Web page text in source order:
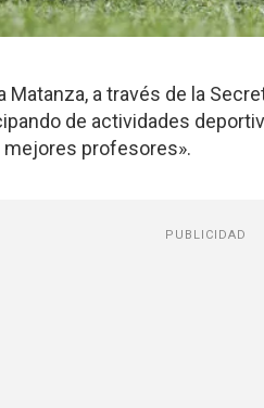
Matanza, a través de la
de actividades
profesores».
PUBLICIDAD